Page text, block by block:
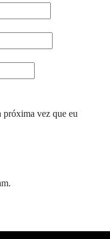
próxima vez que eu